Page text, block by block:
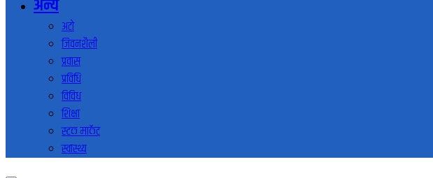
अन्य
अटो
जिवनशैली
प्रवास
प्रविधि
विविध
शिक्षा
स्टक मार्केट
स्वास्थ्य